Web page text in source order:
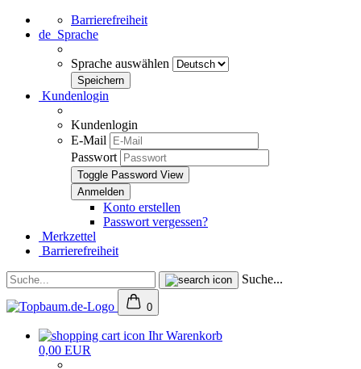
Barrierefreiheit
de Sprache
Sprache auswählen
Kundenlogin
Kundenlogin
E-Mail
Passwort
Toggle Password View
Konto erstellen
Passwort vergessen?
Merkzettel
Barrierefreiheit
Suche...
0
Ihr Warenkorb
0,00 EUR